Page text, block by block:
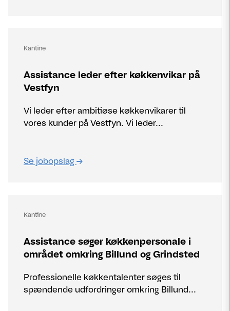
Kantine
Assistance leder efter køkkenvikar på
Vestfyn
Vi leder efter ambitiøse køkkenvikarer til
vores kunder på Vestfyn. Vi leder...
Se jobopslag
Kantine
Assistance søger køkkenpersonale i
området omkring Billund og Grindsted
Professionelle køkkentalenter søges til
spændende udfordringer omkring Billund...